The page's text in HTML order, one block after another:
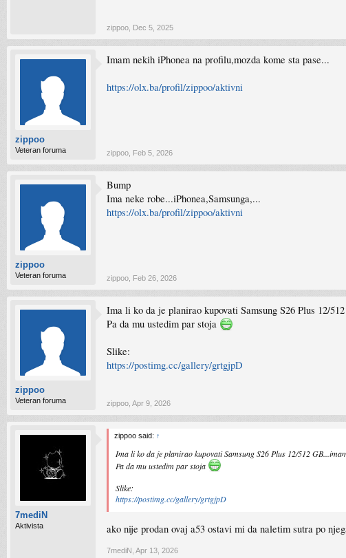
zippoo Dec 5, 2025
zippoo
Veteran foruma
Imam nekih iPhonea na profilu,mozda kome sta pase...
https://olx.ba/profil/zippoo/aktivni
zippoo Feb 5, 2026
zippoo
Veteran foruma
Bump
Ima neke robe...iPhonea,Samsunga,...
https://olx.ba/profil/zippoo/aktivni
zippoo Feb 26, 2026
zippoo
Veteran foruma
Ima li ko da je planirao kupovati Samsung S26 Plus 12/
Pa da mu ustedim par stoja
Slike:
https://postimg.cc/gallery/grtgjpD
zippoo Apr 9, 2026
7mediN
Aktivista
zippoo said: ↑
Ima li ko da je planirao kupovati Samsung S26 Plus 12/512
Pa da mu ustedim par stoja
Slike:
https://postimg.cc/gallery/grtgjpD
ako nije prodan ovaj a53 ostavi mi da naletim sutra po
7mediN Apr 13, 2026